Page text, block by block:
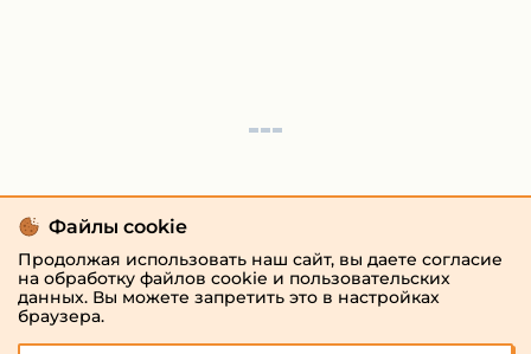
Файлы cookie
Продолжая использовать наш сайт, вы даете согласие
на обработку файлов cookie и пользовательских
данных. Вы можете запретить это в настройках
браузера.